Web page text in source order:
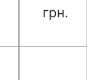
грн.